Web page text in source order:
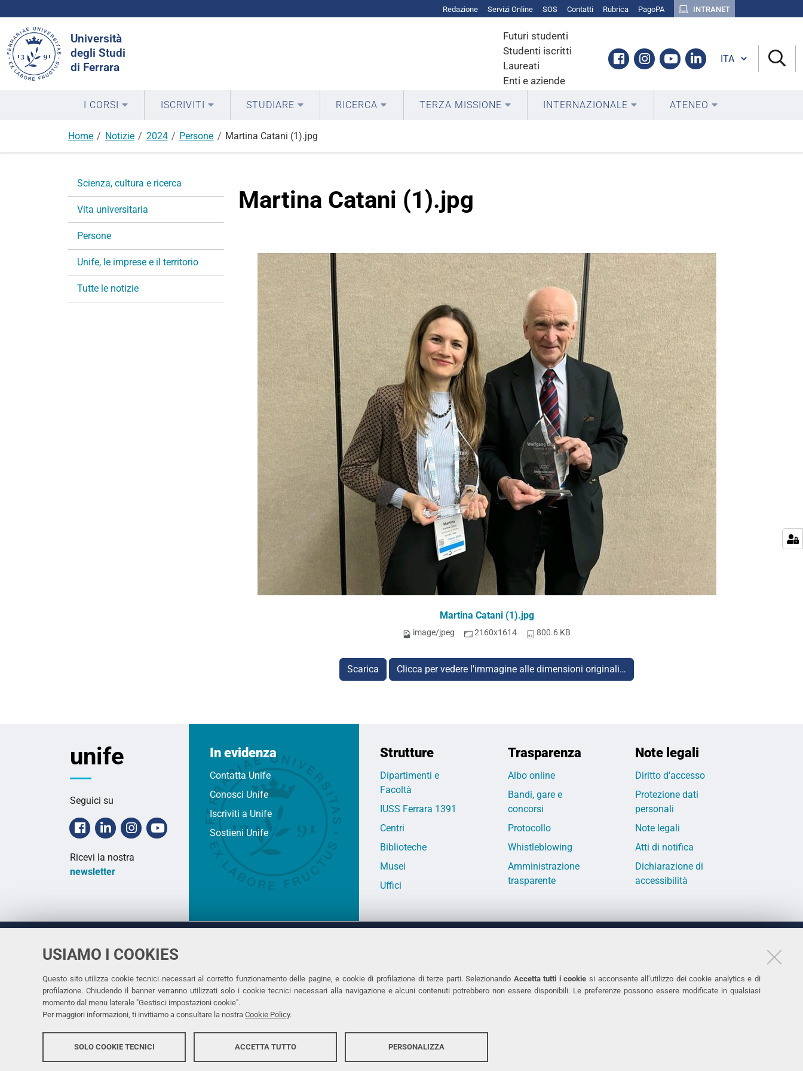
USIAMO I COOKIES
Questo sito utilizza cookie tecnici necessari al corretto funzionamento delle pagine, e cookie di profilazione di terze parti. Selezionando Accetta tutti i cookie si acconsente all’utilizzo dei cookie analytics e di
profilazione. Chiudendo il banner verranno utilizzati solo i cookie tecnici necessari alla navigazione e alcuni contenuti potrebbero non essere disponibili. Le preferenze possono essere modificate in qualsiasi
momento dal menu laterale "Gestisci impostazioni cookie".
Per maggiori informazioni, ti invitiamo a consultare la nostra Cookie Policy.
SOLO COOKIE TECNICI ACCETTA TUTTO PERSONALIZZA
Redazione Servizi Online SOS Contatti Rubrica PagoPA INTRANET
Università
degli Studi
di Ferrara
Futuri studenti
Studenti iscritti
Laureati
Enti e aziende
Facebook
Instagram
YoutubeLinkedin
nel
sito
Cambia lingua
I CORSI ISCRIVITI STUDIARE RICERCA TERZA MISSIONE INTERNAZIONALE ATENEO
Home Notizie 2024 Persone Martina Catani (1).jpg
Martina Catani (1).jpg
Martina Catani (1).jpg
image/jpeg 2160x1614 800.6 KB
Scarica Clicca per vedere l'immagine alle dimensioni originali…
i
a
i
n
Scienza, cultura e ricerca
Vita universitaria
Persone
Unife, le imprese e il territorio
Tutte le notizie
unife
Seguici su
Facebook
LinkedinInstagramYoutube
Ricevi la nostra
newsletter
In evidenza
Contatta Unife
Conosci Unife
Iscriviti a Unife
Sostieni Unife
Strutture
Dipartimenti e
Facoltà
IUSS Ferrara 1391
Centri
Biblioteche
Musei
Uffici
Trasparenza
Albo online
Bandi, gare e
concorsi
Protocollo
Whistleblowing
Amministrazione
trasparente
Note legali
Diritto d'accesso
Protezione dati
personali
Note legali
Atti di notifica
Dichiarazione di
accessibilità
Università
di Ferrara
Rettrice: Prof.ssa Laura Ramaciotti
via Ludovico Ariosto, 35 - 44121 Ferrara
C.F. 80007370382 - P.IVA 00434690384
Tel. +39 0532 293111
Fax. +39 0532 293031
Accessibilità
Protezione dati personali